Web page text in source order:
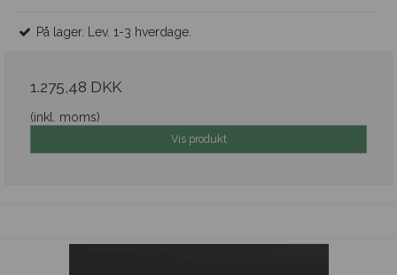
På lager. Lev. 1-3 hverdage.
1.275,48 DKK
(inkl. moms)
Vis produkt